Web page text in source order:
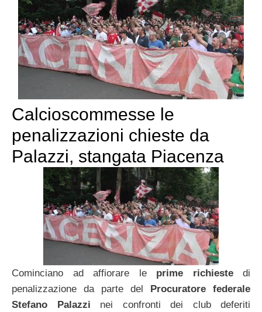
Calcioscommesse le
penalizzazioni chieste da
Palazzi, stangata Piacenza
Cominciano ad affiorare le prime richiestedi
penalizzazione da parte del
Procuratore federale
Stefano Palazzi nei confronti dei club deferiti